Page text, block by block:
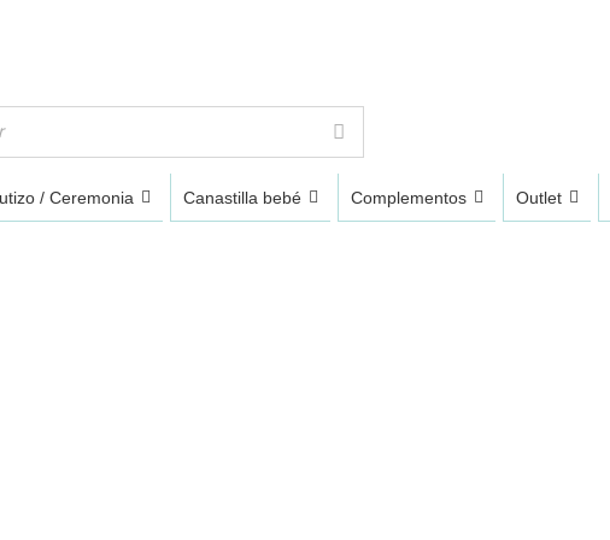
/ Ceremonia Canastilla bebé Complementos Outlet